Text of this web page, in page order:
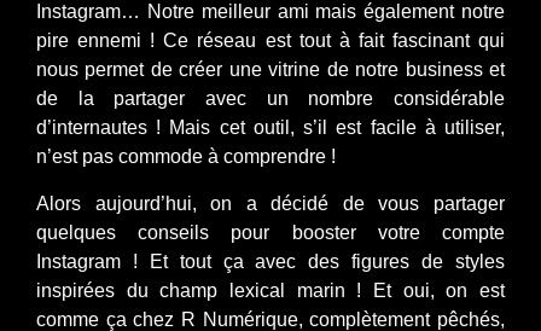
Instagram… Notre meilleur ami mais également notre
pire ennemi ! Ce réseau est tout à fait fascinant qui
nous permet de créer une vitrine de notre business et
de la partager avec un nombre considérable
d’internautes ! Mais cet outil, s’il est facile à utiliser,
n’est pas commode à comprendre !
Alors aujourd’hui, on a décidé de vous partager
quelques conseils pour booster votre compte
Instagram ! Et tout ça avec des figures de styles
inspirées du champ lexical marin ! Et oui, on est
comme ça chez R Numérique, complètement pêchés,